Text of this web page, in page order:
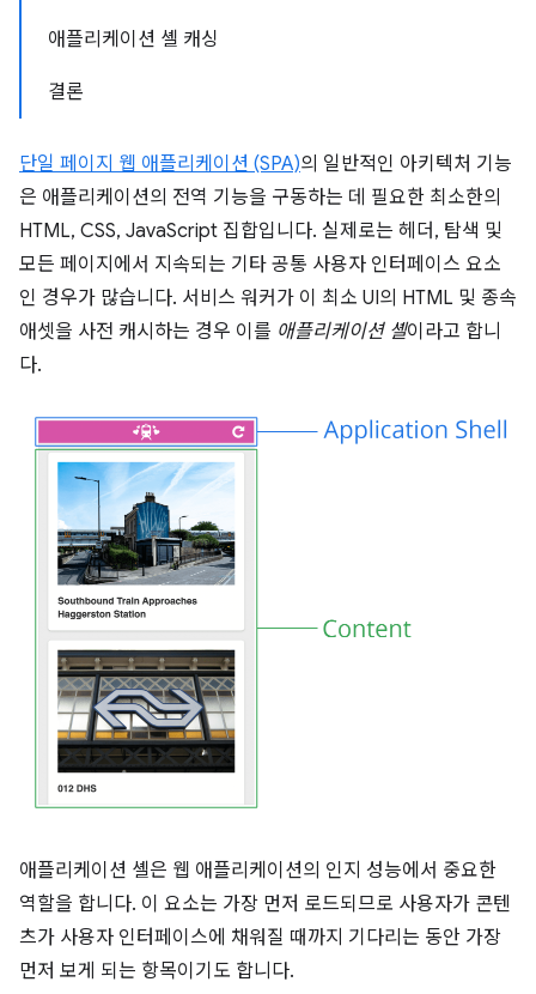
애플리케이션 셸 캐싱
결론
단일 페이지 웹 애플리케이션 (SPA)의 일반적인 아키텍처 기능
은 애플리케이션의 전역 기능을 구동하는 데 필요한 최소한의
HTML, CSS, JavaScript 집합입니다. 실제로는 헤더, 탐색 및
모든 페이지에서 지속되는 기타 공통 사용자 인터페이스 요소
인 경우가 많습니다. 서비스 워커가 이 최소 UI의 HTML 및 종속
애셋을 사전 캐시하는 경우 이를 애플리케이션 셸이라고 합니
다.
애플리케이션 셸은 웹 애플리케이션의 인지 성능에서 중요한
역할을 합니다. 이 요소는 가장 먼저 로드되므로 사용자가 콘텐
츠가 사용자 인터페이스에 채워질 때까지 기다리는 동안 가장
먼저 보게 되는 항목이기도 합니다.